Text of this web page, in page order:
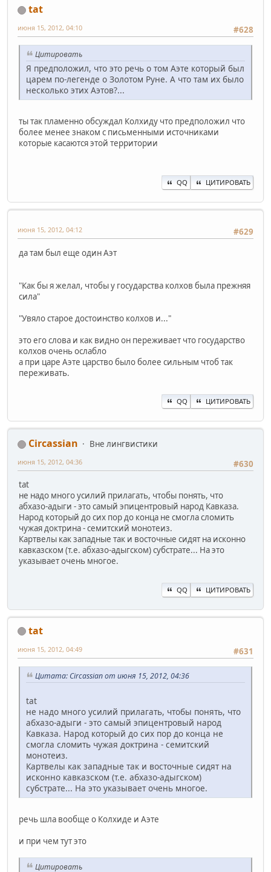
tat
#628
июня 15, 2012, 04:10
Цитировать
Я предположил, что это речь о том Аэте который был
царем по-легенде о Золотом Руне. А что там их было
несколько этих Аэтов?...
ты так пламенно обсуждал Колхиду что предположил что
более менее знаком с письменными источниками
которые касаются этой территории
QQ ЦИТИРОВАТЬ
#629
июня 15, 2012, 04:12
да там был еще один Аэт
"Как бы я желал, чтобы у государства колхов была прежняя
сила"
"Увяло старое достоинство колхов и..."
это его слова и как видно он переживает что государство
колхов очень ослабло
а при царе Аэте царство было более сильным чтоб так
переживать.
QQ ЦИТИРОВАТЬ
Circassian
Вне лингвистики
#630
июня 15, 2012, 04:36
tat
не надо много усилий прилагать, чтобы понять, что
абхазо-адыги - это самый эпицентровый народ Кавказа.
Народ который до сих пор до конца не смогла сломить
чужая доктрина - семитский монотеиз.
Картвелы как западные так и восточные сидят на исконно
кавказском (т.е. абхазо-адыгском) субстрате... На это
указывает очень многое.
QQ ЦИТИРОВАТЬ
tat
#631
июня 15, 2012, 04:49
Цитата: Circassian от июня 15, 2012, 04:36
tat
не надо много усилий прилагать, чтобы понять, что
абхазо-адыги - это самый эпицентровый народ
Кавказа. Народ который до сих пор до конца не
смогла сломить чужая доктрина - семитский
монотеиз.
Картвелы как западные так и восточные сидят на
исконно кавказском (т.е. абхазо-адыгском)
субстрате... На это указывает очень многое.
речь шла вообще о Колхиде и Аэте
и при чем тут это
Цитировать